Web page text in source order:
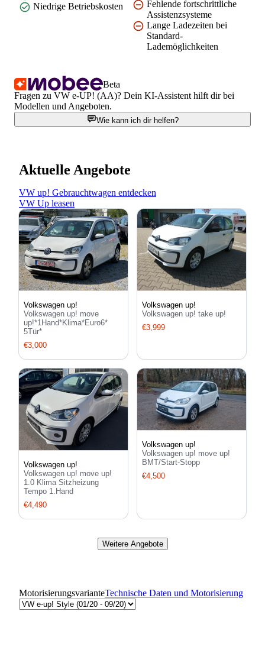
Niedrige Betriebskosten
Fehlende fortschrittliche
Assistenzsysteme
Lange Ladezeiten bei
Standard-
Lademöglichkeiten
Beta
Fragen zu VW e-UP! (AA)? Dein KI-Assistent hilft dir bei
Modellen und Angeboten.
Wie kann ich dir helfen?
Aktuelle Angebote
VW up! Gebrauchtwagen entdecken
VW Up leasen
Volkswagen up!
Volkswagen up! move
up!*1Hand*Klima*Euro6*
5Tür*
€3,000
Volkswagen up!
Volkswagen up! take up!
€3,999
Volkswagen up!
Volkswagen up! move up!
1.0 Klima Sitzheizung
Tempo 1.Hand
€4,490
Volkswagen up!
Volkswagen up! move up!
BMT/Start-Stopp
€4,500
Weitere Angebote
MotorisierungsvarianteTechnische Daten und Motorisierung